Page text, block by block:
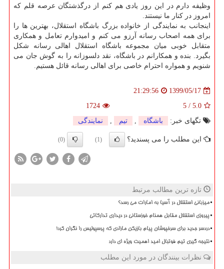
وظیفه دارم در این روز یادی هم کنم از درگذشتگان عرصه قلم که
امروز در کنار ما نیستند.
اینجانب به نمایندگی از خانواده بزرگ باشگاه استقلال، بهترین ها را
برای همه اصحاب رسانه آرزو می کنم و امیدوارم تعامل و همکاری
متقابل خوبی میان مجموعه باشگاه استقلال اهالی رسانه شکل
بگیرد. بنده و همکارانم در باشگاه، نقد دلسوزانه را به گوش جان می
شنویم و همواره احترام خاصی برای اهالی رسانه قائل هستیم.
1399/05/17
21:29:56
5.0
/
5
1724
تگهای خبر:
باشگاه , تیم , نمایندگی
این مطلب را می پسندید؟ (1)
(0)
تازه ترین مطالب مرتبط
میزبانی استقلال در آسیا به امارات می رسد؟
پیروزی استقلال مقابل همنام خوزستانی در دیداری تدارکاتی
دردسر جدید برای سرخپوشان پیام بازیکن مازادی که پرسپولیس را نگران کرد!
نتیجه گیری تیم فوتبال امید اهمیت ویژه ای دارد
نظرات بینندگان در مورد این مطلب